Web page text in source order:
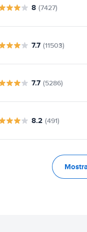
8 (7427)
7.7 (11503)
7.7 (5286)
8.2 (491)